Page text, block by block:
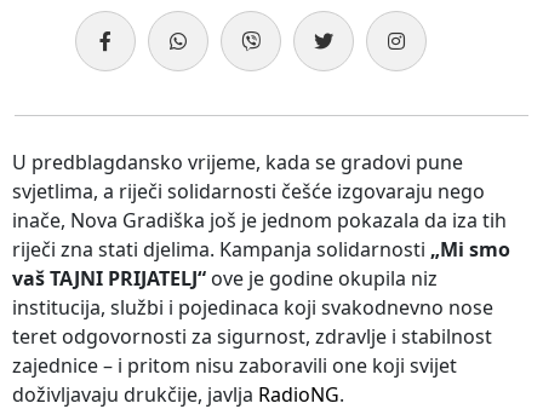
U predblagdansko vrijeme, kada se gradovi pune
svjetlima, a riječi solidarnosti češće izgovaraju nego
inače, Nova Gradiška još je jednom pokazala da iza tih
riječi zna stati djelima. Kampanja solidarnosti „Mi smo
vaš TAJNI PRIJATELJ“ ove je godine okupila niz
institucija, službi i pojedinaca koji svakodnevno nose
teret odgovornosti za sigurnost, zdravlje i stabilnost
zajednice – i pritom nisu zaboravili one koji svijet
doživljavaju drukčije, javlja RadioNG.